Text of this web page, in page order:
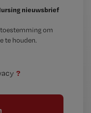
nieuwsbrief
toestemming om
te houden.
?